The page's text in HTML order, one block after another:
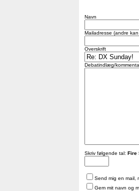
Navn
Mailadresse (andre
Overskrift
Debatindlæg/
Skriv følgende tal: Fire
Send mig en mail,
Gem mit navn og